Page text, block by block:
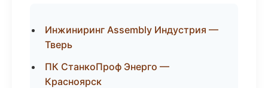
Инжиниринг Assembly Индустрия —
Тверь
ПК СтанкоПроф Энерго —
Красноярск